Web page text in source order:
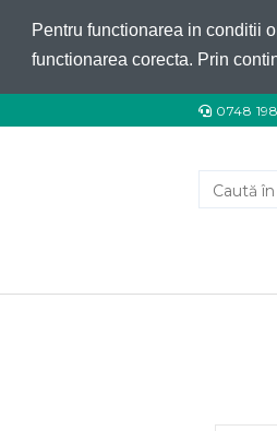
Pentru functionarea in conditii
functionarea corecta. Prin
0748